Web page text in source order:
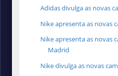
Adidas divulga as novas
Nike apresenta as novas
Nike apresenta as novas
Madrid
Nike divulga as novas